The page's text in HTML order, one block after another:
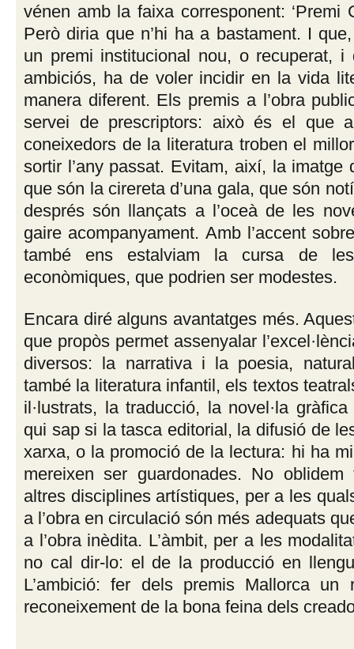
vénen amb la faixa corresponent: ‘Premi
Però diria que n’hi ha a bastament. I
un premi institucional nou, o recuperat, i
ambiciós, ha de voler incidir en la vida
manera diferent. Els premis a l’obra
servei de prescriptors: això és el que
coneixedors de la literatura troben el
sortir l’any passat. Evitam, així, la imatge
que són la cirereta d’una gala, que són
després són llançats a l’oceà de les
gaire acompanyament. Amb l’accent
també ens estalviam la cursa de les
econòmiques, que podrien ser modestes.
Encara diré alguns avantatges més.
que propòs permet assenyalar
diversos: la narrativa i la poesia,
també la literatura infantil, els textos
il·lustrats, la traducció, la novel·la
qui sap si la tasca editorial, la difusió de
xarxa, o la promoció de la lectura: hi ha
mereixen ser guardonades. No oblidem
altres disciplines artístiques, per a les
a l’obra en circulació són més adequats
a l’obra inèdita. L’àmbit, per a les
no cal dir-lo: el de la producció en
L’ambició: fer dels premis Mallorca un
reconeixement de la bona feina dels